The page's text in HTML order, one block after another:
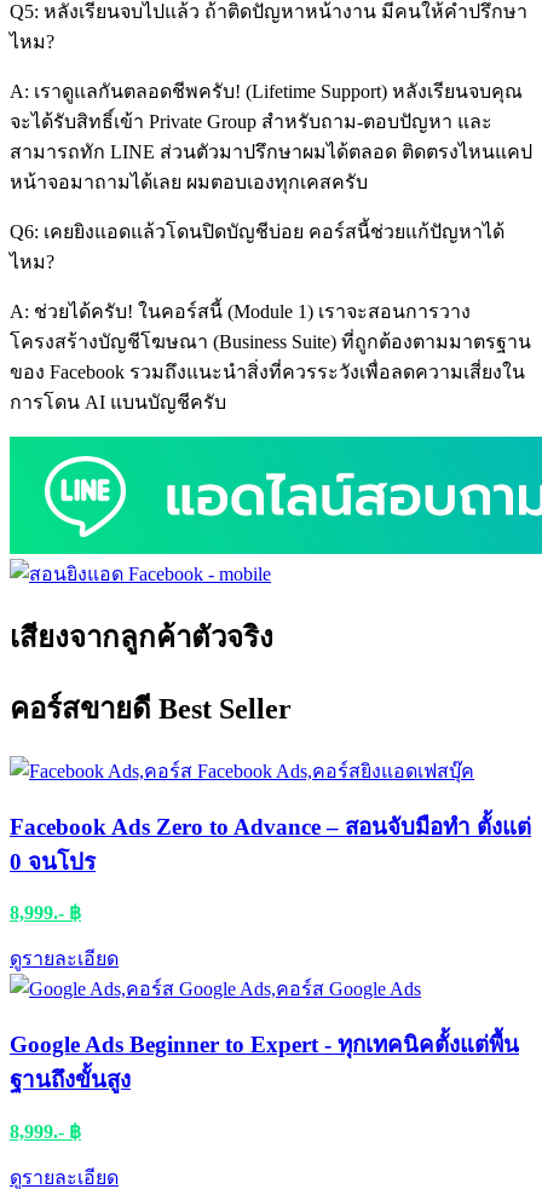
Q5: หลังเรียนจบไปแล้ว ถ้าติดปัญหาหน้างาน มีคนให้คำปรึกษา
ไหม?
A: เราดูแลกันตลอดชีพครับ! (Lifetime Support) หลังเรียนจบคุณ
จะได้รับสิทธิ์เข้า Private Group สำหรับถาม-ตอบปัญหา และ
สามารถทัก LINE ส่วนตัวมาปรึกษาผมได้ตลอด ติดตรงไหนแคป
หน้าจอมาถามได้เลย ผมตอบเองทุกเคสครับ
Q6: เคยยิงแอดแล้วโดนปิดบัญชีบ่อย คอร์สนี้ช่วยแก้ปัญหาได้
ไหม?
A: ช่วยได้ครับ! ในคอร์สนี้ (Module 1) เราจะสอนการวาง
โครงสร้างบัญชีโฆษณา (Business Suite) ที่ถูกต้องตามมาตรฐาน
ของ Facebook รวมถึงแนะนำสิ่งที่ควรระวังเพื่อลดความเสี่ยงใน
การโดน AI แบนบัญชีครับ
เสียงจากลูกค้าตัวจริง
คอร์สขายดี Best Seller
Facebook Ads Zero to Advance – สอนจับมือทำ ตั้งแต่
0 จนโปร
8,999.- ฿
ดูรายละเอียด​
Google Ads Beginner to Expert - ทุกเทคนิคตั้งแต่พื้น
ฐานถึงขั้นสูง
8,999.- ฿
ดูรายละเอียด​